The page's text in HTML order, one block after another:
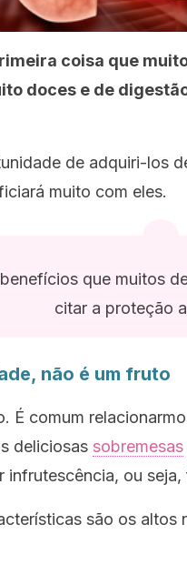
coisa que
doces e de
de adquiri-los
muito com eles.
que muitos
citar a proteção
não é um fruto
É comum
deliciosas sobremesas
infrutescência, ou
são os altos